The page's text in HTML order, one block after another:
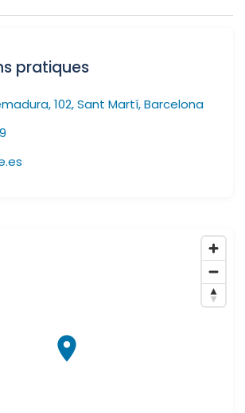
pratiques
102, Sant Martí, Barcelona